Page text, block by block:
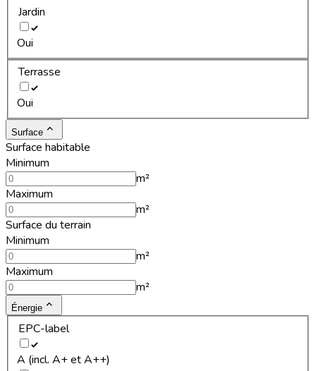
Jardin
Oui
Terrasse
Oui
Surface
Surface habitable
Minimum
m²
Maximum
m²
Surface du terrain
Minimum
m²
Maximum
m²
Énergie
EPC-label
A (incl. A+ et A++)